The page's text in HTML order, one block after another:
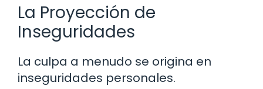
La Proyección de
Inseguridades
La culpa a menudo se origina en
inseguridades personales.